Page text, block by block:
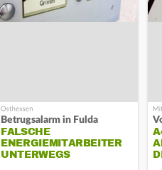
Betrugsalarm in Fulda
FALSCHE
ENERGIEMITARBEITER
UNTERWEGS